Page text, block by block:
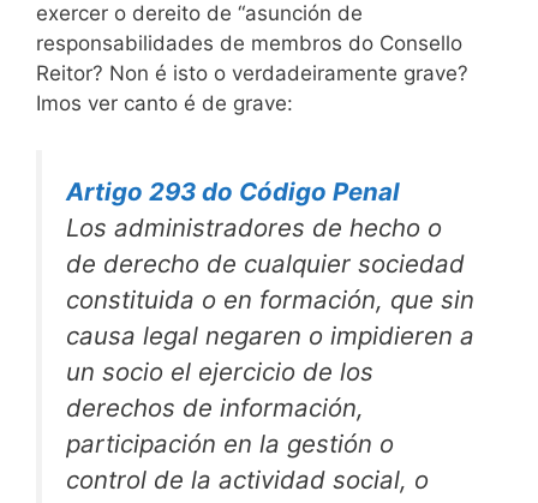
exercer o dereito de “asunción de
responsabilidades de membros do Consello
Reitor? Non é isto o verdadeiramente grave?
Imos ver canto é de grave:
Artigo 293 do Código Penal
Los administradores de hecho o
de derecho de cualquier sociedad
constituida o en formación, que sin
causa legal negaren o impidieren a
un socio el ejercicio de los
derechos de información,
participación en la gestión o
control de la actividad social, o